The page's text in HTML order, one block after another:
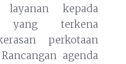
layanan kepada
yang terkena
perkotaan
agenda